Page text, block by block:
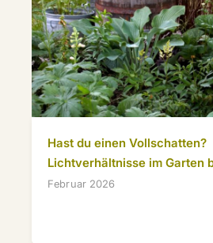
Hast du einen Vollschatten?
Lichtverhältnisse im Garten
Februar 2026